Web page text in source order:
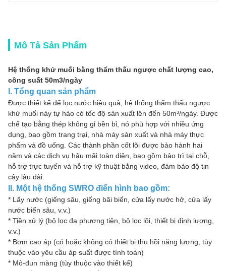
Mô Tả Sản Phẩm
Hệ thống khử muối bằng thẩm thấu ngược chất lượng cao,
công suất 50m3/ngày
I. Tổng quan sản phẩm
Được thiết kế để lọc nước hiệu quả, hệ thống thẩm thấu ngược
khử muối này tự hào có tốc độ sản xuất lên đến 50m³/ngày. Được
chế tạo bằng thép không gỉ bền bỉ, nó phù hợp với nhiều ứng
dụng, bao gồm trang trại, nhà máy sản xuất và nhà máy thực
phẩm và đồ uống. Các thành phần cốt lõi được bảo hành hai
năm và các dịch vụ hậu mãi toàn diện, bao gồm bảo trì tại chỗ,
hỗ trợ trực tuyến và hỗ trợ kỹ thuật bằng video, đảm bảo độ tin
cậy lâu dài.
II. Một hệ thống SWRO điển hình bao gồm:
* Lấy nước (giếng sâu, giếng bãi biển, cửa lấy nước hở, cửa lấy
nước biển sâu, v.v.)
* Tiền xử lý (bộ lọc đa phương tiện, bộ lọc lõi, thiết bị định lượng,
v.v.)
* Bơm cao áp (có hoặc không có thiết bị thu hồi năng lượng, tùy
thuộc vào yêu cầu áp suất được tính toán)
* Mô-đun màng (tùy thuộc vào thiết kế)